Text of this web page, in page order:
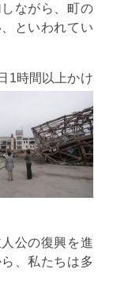
ながら、町の
といわれてい
1時間以上かけ
公の復興を進
、私たちは多